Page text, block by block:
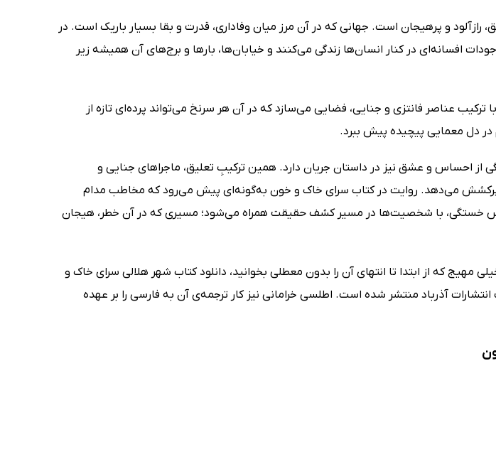
رازآلود و پرهیجان است. جهانی که در آن مرز میان وفاداری، قدرت و بقا بسیار باریک است. در
افسانه‌ای در کنار انسان‌ها زندگی می‌کنند و خیابان‌ها، بارها و برج‌های آن همیشه زیر
عناصر فانتزی و جنایی، فضایی می‌سازد که در آن هر سرنخ می‌تواند پرده‌ای تازه از
در دل معمایی پیچیده پیش ببرد.
از احساس و عشق نیز در داستان جریان دارد. همین ترکیبِ تعلیق، ماجراهای جنایی و
پرکشش می‌دهد. روایت در کتاب سرای خاک و خون به‌گونه‌ای پیش می‌رود که مخاطب مدام
خستگی، با شخصیت‌ها در مسیر کشف حقیقت همراه می‌شود؛ مسیری که در آن خطر، هیجان
مهیج که از ابتدا تا انتهای آن را بدون معطلی بخوانید، دانلود کتاب شهر هلالی سرای خاک و
آذرباد منتشر شده است. اطلسی خرامانی نیز کار ترجمه‌ی آن به فارسی را بر عهده